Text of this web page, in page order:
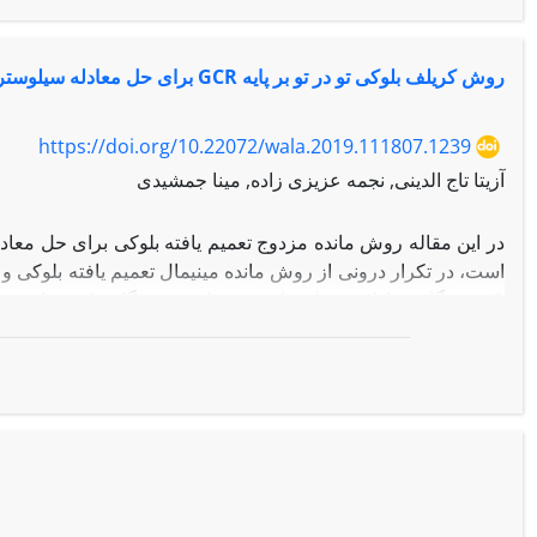
روش کریلف بلوکی تو در تو بر پایه GCR برای حل معادله سیلوستر
https://doi.org/10.22072/wala.2019.111807.1239
آزیتا تاج الدینی, نجمه عزیزی زاده, مینا جمشیدی
در این مقاله روش مانده مزدوج تعمیم یافته بلوکی برای حل
است، در تکرار درونی از روش مانده مینیمال تعمیم یافته بلوکی
یک دستگاه معادلات خطی با سمت راست چندگانه یک بردار
معادلات خطی استفاده می‌شود که باعث سریعتر شدن سرعت